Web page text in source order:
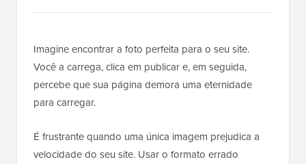
Imagine encontrar a foto perfeita para o seu site.
Você a carrega, clica em publicar e, em seguida,
percebe que sua página demora uma eternidade
para carregar.
É frustrante quando uma única imagem prejudica a
velocidade do seu site. Usar o formato errado